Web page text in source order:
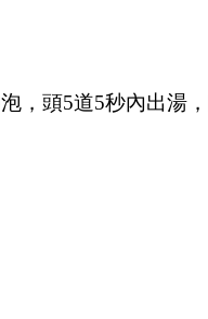
，頭5道5秒內出湯